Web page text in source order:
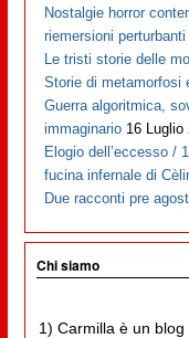
Nostalgie horror
riemersioni perturbanti
Le tristi storie delle
Storie di metamorfosi
Guerra algoritmica,
immaginario 16 Luglio
Elogio dell’eccesso /
fucina infernale di
Due racconti pre
Chi siamo
1) Carmilla è un